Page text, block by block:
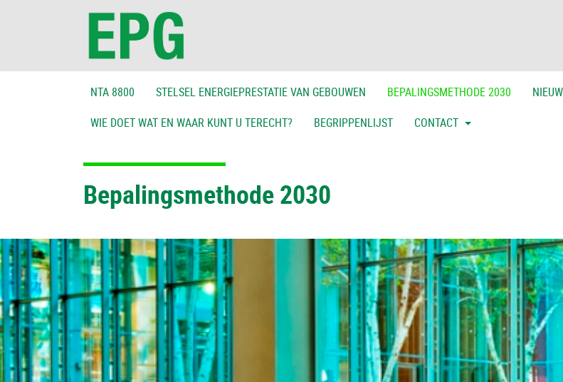
NTA 8800 STELSEL ENERGIEPRESTATIE VAN GEBOUWEN BEPALINGSMETHODE 2030
WIE DOET WAT EN WAAR KUNT U TERECHT?
BEGRIPPENLIJST CONTACT
Bepalingsmethode 2030